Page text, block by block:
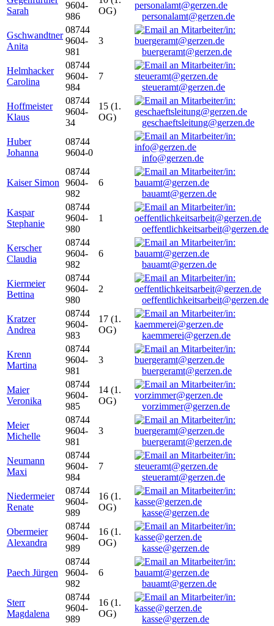
Sarah
9604-
986
OG)
personalamt@gerzen.de
Gschwandtner
Anita
08744
9604-
981
3
buergeramt@gerzen.de
Helmhacker
Carolina
08744
9604-
984
7
steueramt@gerzen.de
Hoffmeister
Klaus
08744
9604-
34
15 (1.
OG)
geschaeftsleitung@gerzen.de
Huber
Johanna
08744
9604-0
info@gerzen.de
Kaiser Simon
08744
9604-
982
6
bauamt@gerzen.de
Kaspar
Stephanie
08744
9604-
980
1
oeffentlichkeitsarbeit@gerzen.de
Kerscher
Claudia
08744
9604-
982
6
bauamt@gerzen.de
Kiermeier
Bettina
08744
9604-
980
2
oeffentlichkeitsarbeit@gerzen.de
Kratzer
Andrea
08744
9604-
983
17 (1.
OG)
kaemmerei@gerzen.de
Krenn
Martina
08744
9604-
981
3
buergeramt@gerzen.de
Maier
Veronika
08744
9604-
985
14 (1.
OG)
vorzimmer@gerzen.de
Meier
Michelle
08744
9604-
981
3
buergeramt@gerzen.de
Neumann
Maxi
08744
9604-
984
7
steueramt@gerzen.de
Niedermeier
Renate
08744
9604-
989
16 (1.
OG)
kasse@gerzen.de
Obermeier
Alexandra
08744
9604-
989
16 (1.
OG)
kasse@gerzen.de
Paech Jürgen
08744
9604-
982
6
bauamt@gerzen.de
Sterr
Magdalena
08744
9604-
989
16 (1.
OG)
kasse@gerzen.de